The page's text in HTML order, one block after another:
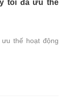
tối đa ưu thế
thế hoạt động